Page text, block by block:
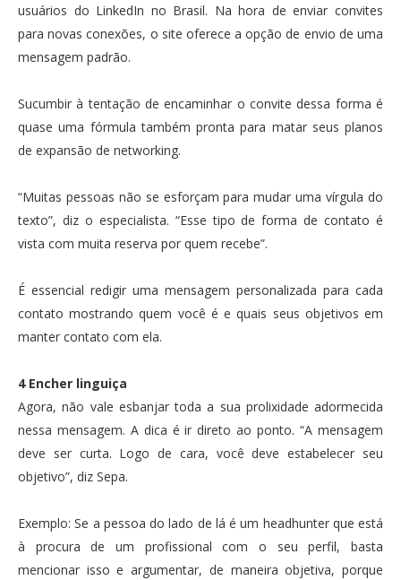
usuários do LinkedIn no Brasil. Na hora de enviar convites
para novas conexões, o site oferece a opção de envio de uma
mensagem padrão.
Sucumbir à tentação de encaminhar o convite dessa forma é
quase uma fórmula também pronta para matar seus planos
de expansão de networking.
“Muitas pessoas não se esforçam para mudar uma vírgula do
texto”, diz o especialista. “Esse tipo de forma de contato é
vista com muita reserva por quem recebe”.
É essencial redigir uma mensagem personalizada para cada
contato mostrando quem você é e quais seus objetivos em
manter contato com ela.
4 Encher linguiça
Agora, não vale esbanjar toda a sua prolixidade adormecida
nessa mensagem. A dica é ir direto ao ponto. “A mensagem
deve ser curta. Logo de cara, você deve estabelecer seu
objetivo”, diz Sepa.
Exemplo: Se a pessoa do lado de lá é um headhunter que está
à procura de um profissional com o seu perfil, basta
mencionar isso e argumentar, de maneira objetiva, porque